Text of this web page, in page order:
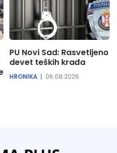
PU Novi Sad: Rasvetljeno
devet teških krađa
HRONIKA 06.08.2026